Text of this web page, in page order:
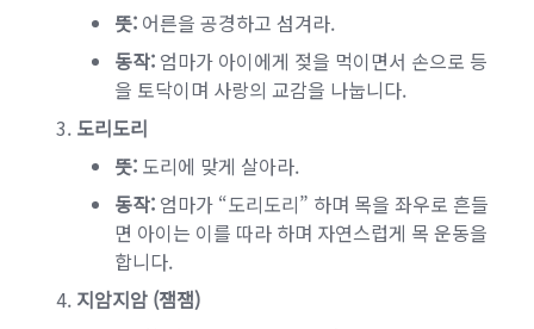
뜻: 어른을 공경하고 섬겨라.
동작: 엄마가 아이에게 젖을 먹이면서 손으로 등
을 토닥이며 사랑의 교감을 나눕니다.
도리도리
뜻: 도리에 맞게 살아라.
동작: 엄마가 “도리도리” 하며 목을 좌우로 흔들
면 아이는 이를 따라 하며 자연스럽게 목 운동을
합니다.
지암지암 (잼잼)